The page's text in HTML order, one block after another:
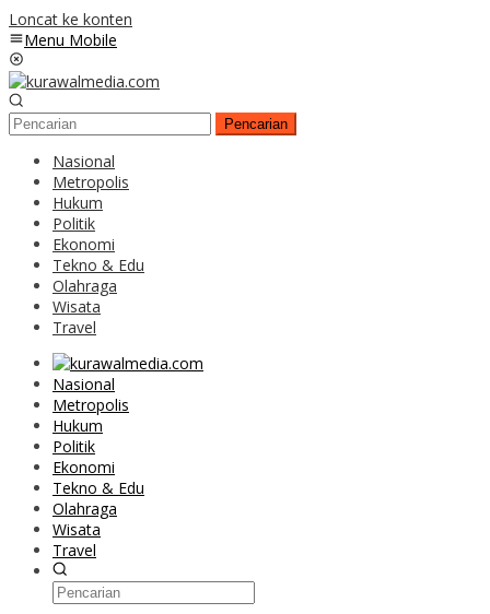
Loncat ke konten
Menu Mobile
Pencarian
Nasional
Metropolis
Hukum
Politik
Ekonomi
Tekno & Edu
Olahraga
Wisata
Travel
Nasional
Metropolis
Hukum
Politik
Ekonomi
Tekno & Edu
Olahraga
Wisata
Travel